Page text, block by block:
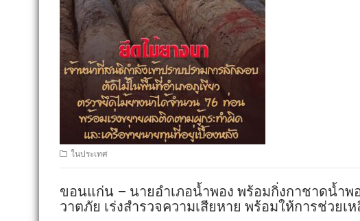
ในประเทศ
ขอนแก่น – นายอำเภอน้ำพอง พร้อมกิ่งกาชาดน้ำ
วาตภัย เร่งสำรวจความเสียหาย พร้อมให้การช่วยเ